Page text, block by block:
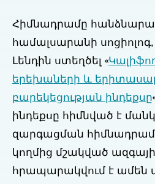
Հիմնադրամը
համալսարանի
Լենդին ստեղծել «
երեխաների և
բարեկեցության ինդեքսը
ինդեքսը հիմնված է
զարգացման
կողմից մշակված
հրապարակվում է ամեն